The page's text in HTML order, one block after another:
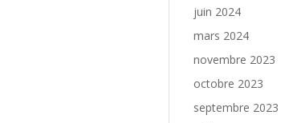
juin 2024
mars 2024
novembre 2023
octobre 2023
septembre 2023